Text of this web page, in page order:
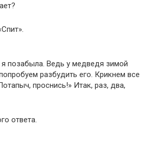
я позабыла. Ведь у медведя зимой
разбудить его. Крикнем все
проснись!» Итак, раз, два,
ответа.